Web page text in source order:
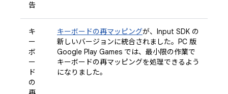
告
キ
ー
ボ
ー
ド
の
キーボードの再マッピングが、Input SDK の
新しいバージョンに統合されました。PC 版
Google Play Games では、最小限の作業で
キーボードの再マッピングを処理できるよう
になりました。